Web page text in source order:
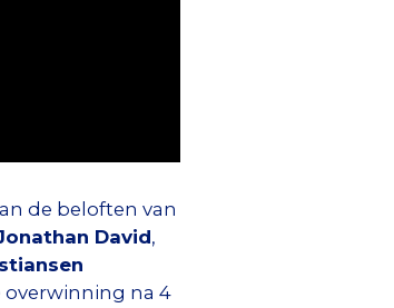
de beloften van
David,
overwinning na 4